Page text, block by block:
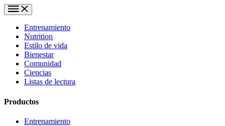
Entrenamiento
Nutrition
Estilo de vida
Bienestar
Comunidad
Ciencias
Listas de lectura
Productos
Entrenamiento